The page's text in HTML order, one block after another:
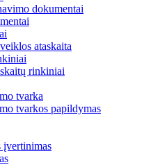
dokumentai
ataskaita
rinkiniai
tvarka
tvarkos papildymas
įvertinimas